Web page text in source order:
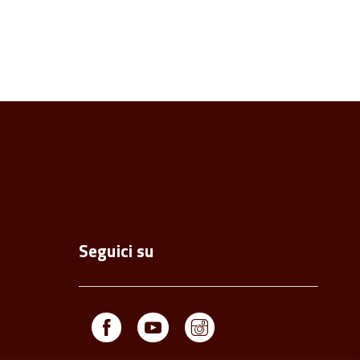
Seguici su
Facebook Youtube